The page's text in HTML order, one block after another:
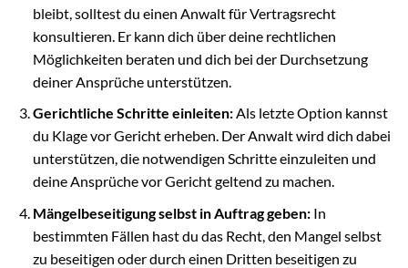
bleibt, solltest du einen Anwalt für Vertragsrecht
konsultieren. Er kann dich über deine rechtlichen
Möglichkeiten beraten und dich bei der Durchsetzung
deiner Ansprüche unterstützen.
Gerichtliche Schritte einleiten:Als letzte Option kannst
du Klage vor Gericht erheben. Der Anwalt wird dich dabei
unterstützen, die notwendigen Schritte einzuleiten und
deine Ansprüche vor Gericht geltend zu machen.
Mängelbeseitigung selbst in Auftrag geben:In
bestimmten Fällen hast du das Recht, den Mangel selbst
zu beseitigen oder durch einen Dritten beseitigen zu